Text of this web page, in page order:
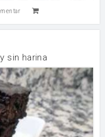
sin harina